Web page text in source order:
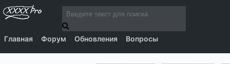
Главная Форум Обновления Вопросы